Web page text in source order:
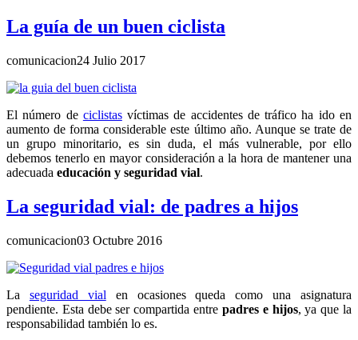
La guía de un buen ciclista
comunicacion24 Julio 2017
El número de ciclistasvíctimas de accidentes de tráfico ha ido en
aumento de forma considerable este último año. Aunque se trate de
un grupo minoritario, es sin duda, el más vulnerable, por ello
debemos tenerlo en mayor consideración a la hora de mantener una
adecuada educación y seguridad vial.
La seguridad vial: de padres a hijos
comunicacion03 Octubre 2016
La seguridad vial en ocasiones queda como una asignatura
pendiente. Esta debe ser compartida entre padres e hijos, ya que la
responsabilidad también lo es.